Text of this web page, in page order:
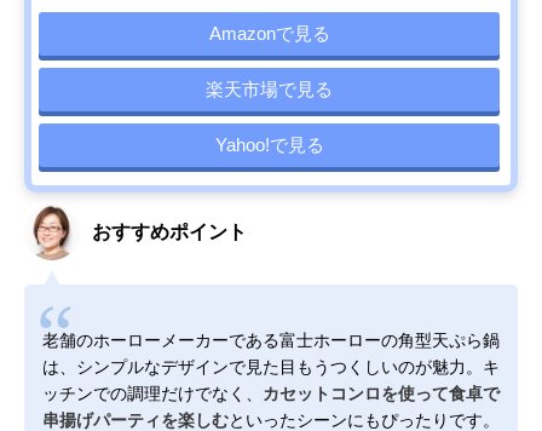
Amazonで見る
楽天市場で見る
Yahoo!で見る
おすすめポイント
老舗のホーローメーカーである富士ホーローの角型天ぷら鍋
は、シンプルなデザインで見た目もうつくしいのが魅力。キ
ッチンでの調理だけでなく、 カセットコンロを使って食卓で
串揚げパーティを楽しむといったシーンにもぴったりです。